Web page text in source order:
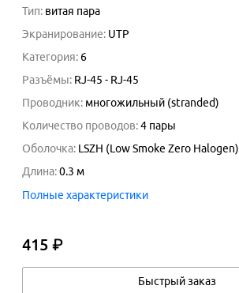
Тип: витая пара
Экранирование: UTP
Категория:6
Разъёмы: RJ-45 - RJ-45
Проводник: многожильный (stranded)
Количество проводов:4 пары
Оболочка: LSZH (Low Smoke Zero Halogen)
Длина:0.3 м
Полные характеристики
415 ₽415 ₽
Быстрый заказ